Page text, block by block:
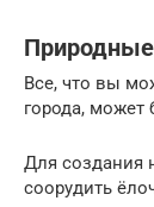
Все, что вы
города, может
Для создания
соорудить